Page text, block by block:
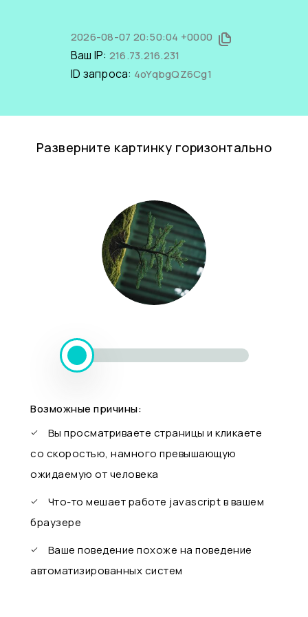
2026-08-07 20:50:04 +0000
Ваш IP: 216.73.216.231
ID запроса: 4oYqbgQZ6Cg1
Разверните картинку горизонтально
Возможные причины:
Вы просматриваете страницы и кликаете
со скоростью, намного превышающую
ожидаемую от человека
Что-то мешает работе javascript в вашем
браузере
Ваше поведение похоже на поведение
автоматизированных систем